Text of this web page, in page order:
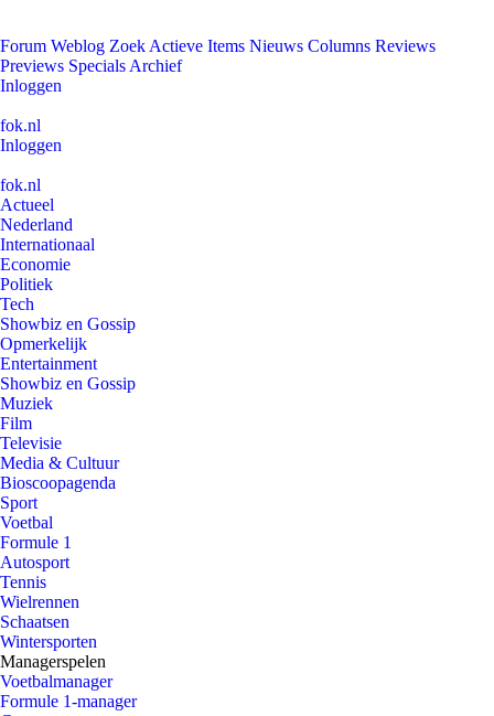
Forum Weblog Zoek Actieve Items Nieuws Columns Reviews
Previews Specials Archief
Inloggen
fok.nl
Inloggen
fok.nl
Actueel
Nederland
Internationaal
Economie
Politiek
Tech
Showbiz en Gossip
Opmerkelijk
Entertainment
Showbiz en Gossip
Muziek
Film
Televisie
Media & Cultuur
Bioscoopagenda
Sport
Voetbal
Formule 1
Autosport
Tennis
Wielrennen
Schaatsen
Wintersporten
Managerspelen
Voetbalmanager
Formule 1-manager